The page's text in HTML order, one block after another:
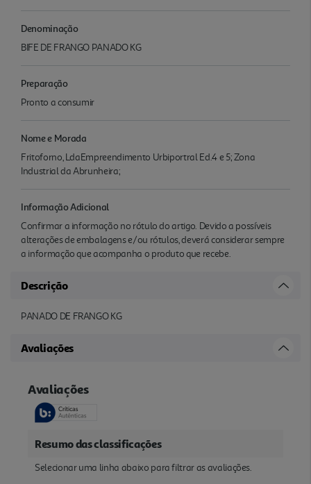
Denominação
BIFE DE FRANGO PANADO KG
Preparação
Pronto a consumir
Nome e Morada
Fritoforno, LdaEmpreendimento Urbiportral Ed.4 e 5; Zona
Industrial da Abrunheira;
Informação Adicional
Confirmar a informação no rótulo do artigo. Devido a possíveis
alterações de embalagens e/ou rótulos, deverá considerar sempre
a informação que acompanha o produto que recebe.
Descrição
PANADO DE FRANGO KG
Avaliações